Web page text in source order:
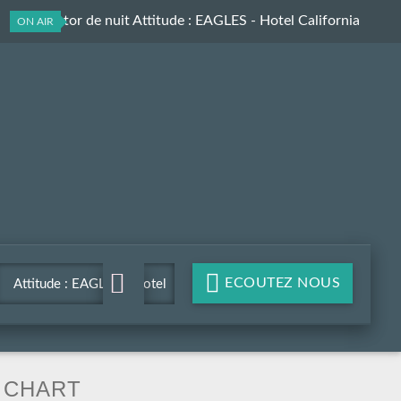
ON AIR
Le collector de nuit Attitude : EAGLES - Hotel California
Attitude : EAGLES - Hotel
California
ECOUTEZ NOUS
CHART